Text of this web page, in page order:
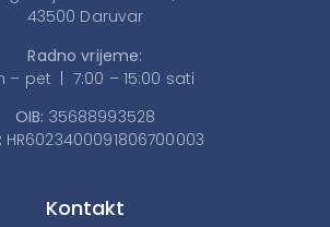
43500 Daruvar
Radno vrijeme:
– pet | 7:00 – 15:00 sati
OIB: 35688993528
HR6023400091806700003
Kontakt